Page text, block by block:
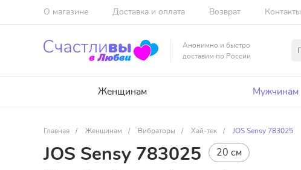
О магазине Доставка и оплата Возврат Контакты
Анонимно и быстро
доставим по России
Женщинам Мужчинам
Главная / Женщинам / Вибраторы / Хай-тек / JOS Sensy 783025
JOS Sensy 783025 20 см